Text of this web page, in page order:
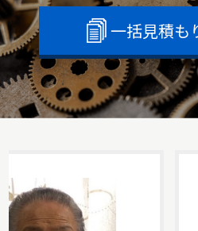
一括見積も